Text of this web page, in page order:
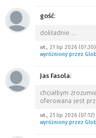
gość:
dokładnie …
wt., 21 lip 2026 (07:30)
wyróżniony przez
Jas Fasola:
chciałbym
oferowana jest
wt., 21 lip 2026 (07:12)
wyróżniony przez